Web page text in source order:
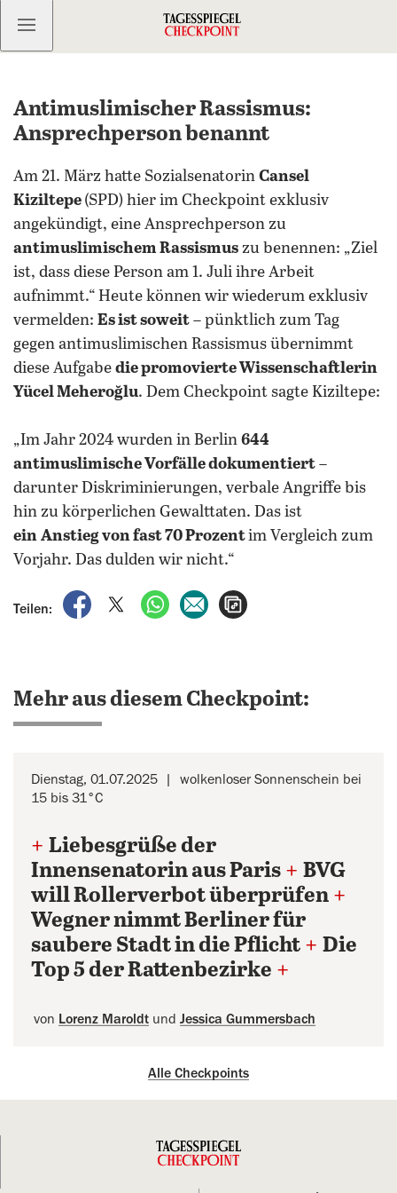
Kostenlos anmelden
Antimuslimischer Rassismus:
Ansprechperson benannt
Am 21. März hatte Sozialsenatorin Cansel
Kiziltepe (SPD) hier im Checkpoint exklusiv
angekündigt, eine Ansprechperson zu
antimuslimischem Rassismus zu benennen: „Ziel
ist, dass diese Person am 1. Juli ihre Arbeit
aufnimmt.“ Heute können wir wiederum exklusiv
vermelden: Es ist soweit – pünktlich zum Tag
gegen antimuslimischen Rassismus übernimmt
diese Aufgabe die promovierte Wissenschaftlerin
Yücel Meheroğlu. Dem Checkpoint sagte Kiziltepe:
„Im Jahr 2024 wurden in Berlin 644
antimuslimische Vorfälle dokumentiert –
darunter Diskriminierungen, verbale Angriffe bis
hin zu körperlichen Gewalttaten. Das ist
ein Anstieg von fast 70 Prozentim Vergleich zum
Vorjahr. Das dulden wir nicht.“
Teilen:
auf Facebook teilen
auf X teilenper WhatsApp teilen
per E-Mail teilen
Mehr aus diesem Checkpoint:
Dienstag, 01.07.2025
wolkenloser Sonnenschein bei
15 bis 31°C
+ Liebesgrüße der
Innensenatorin aus Paris + BVG
will Rollerverbot überprüfen +
Wegner nimmt Berliner für
saubere Stadt in die Pflicht + Die
Top 5 der Rattenbezirke +
von Lorenz Maroldt und Jessica Gummersbach
Alle Checkpoints